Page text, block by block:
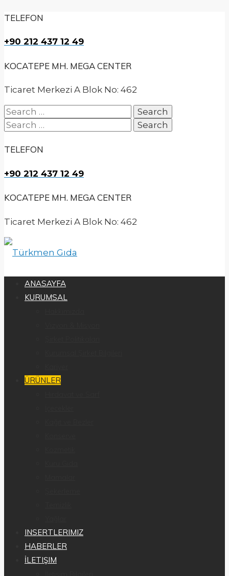
TELEFON
+90 212 437 12 49
KOCATEPE MH. MEGA CENTER
Ticaret Merkezi A Blok No: 462
Search
for:
Search
TELEFON
+90 212 437 12 49
KOCATEPE MH. MEGA CENTER
Ticaret Merkezi A Blok No: 462
ANASAYFA
KURUMSAL
ÜRÜNLER
INSERTLERIMIZ
HABERLER
İLETIŞIM